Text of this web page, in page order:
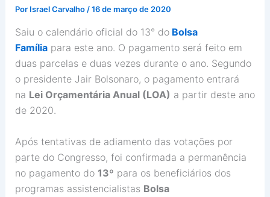
Por Israel Carvalho/16 de março de 2020
Saiu o calendário oficial do 13° doBolsa
Famíliapara este ano. O pagamento será feito em
duas parcelas e duas vezes durante o ano. Segundo
o presidente Jair Bolsonaro, o pagamento entrará
na Lei Orçamentária Anual (LOA) a partir deste ano
de 2020.
Após tentativas de adiamento das votações por
parte do Congresso, foi confirmada a permanência
no pagamento do 13º para os beneficiários dos
programas assistencialistas Bolsa